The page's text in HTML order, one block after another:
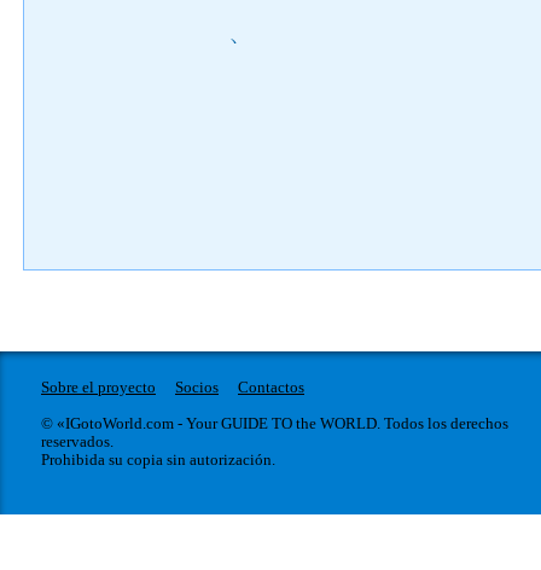
)
Sobre el proyecto Socios
Contactos
© «IGotoWorld.com - Your GUIDE TO the WORLD. Todos los derechos
reservados.
Prohibida su copia sin autorización.